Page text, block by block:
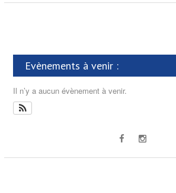
Evènements à venir :
Il n’y a aucun évènement à venir.